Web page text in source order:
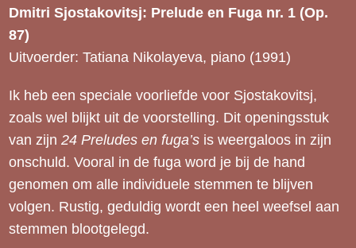
Dmitri Sjostakovitsj: Prelude en Fuga nr. 1 (Op.
87)
Uitvoerder: Tatiana Nikolayeva, piano (1991)
Ik heb een speciale voorliefde voor Sjostakovitsj,
zoals wel blijkt uit de voorstelling. Dit openingsstuk
van zijn 24 Preludes en fuga’s is weergaloos in zijn
onschuld. Vooral in de fuga word je bij de hand
genomen om alle individuele stemmen te blijven
volgen. Rustig, geduldig wordt een heel weefsel aan
stemmen blootgelegd.